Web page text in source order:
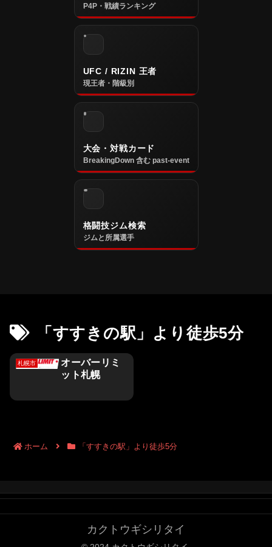
P4P・戦績ランキング
UFC / RIZIN 王者
現王者・階級別
大会・対戦カード
BreakingDown 含む past-event
格闘技ジム検索
ジムと所属選手
「すすきの駅」より徒歩5分
札幌市
オーバーリミ
ット札幌
ホーム 「すすきの駅」より徒歩5分
カクトウギシリタイ